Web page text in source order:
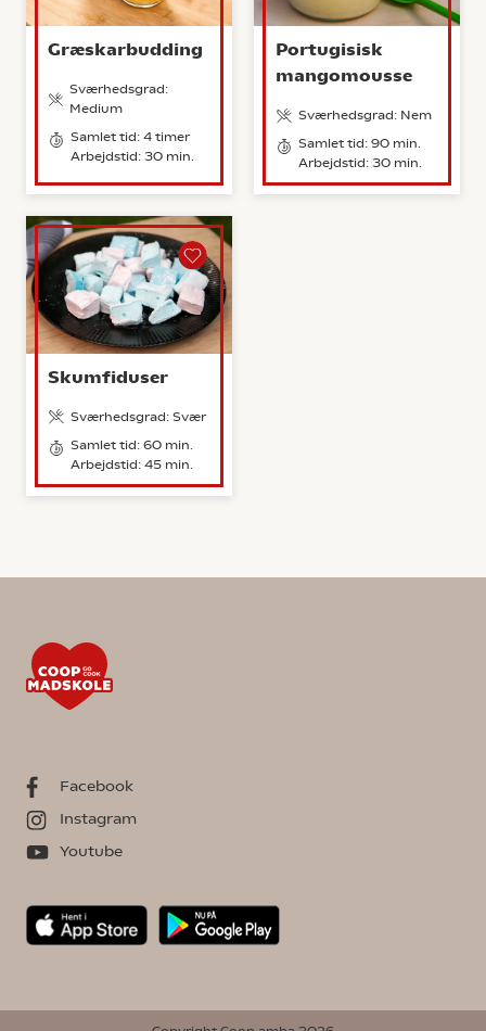
Græskarbudding
Sværhedsgrad:
Medium
Samlet tid: 4 timer
Arbejdstid: 30 min.
Portugisisk
mangomousse
Sværhedsgrad: Nem
Samlet tid: 90 min.
Arbejdstid: 30 min.
Skumfiduser
Sværhedsgrad: Svær
Samlet tid: 60 min.
Arbejdstid: 45 min.
Facebook
Instagram
Youtube